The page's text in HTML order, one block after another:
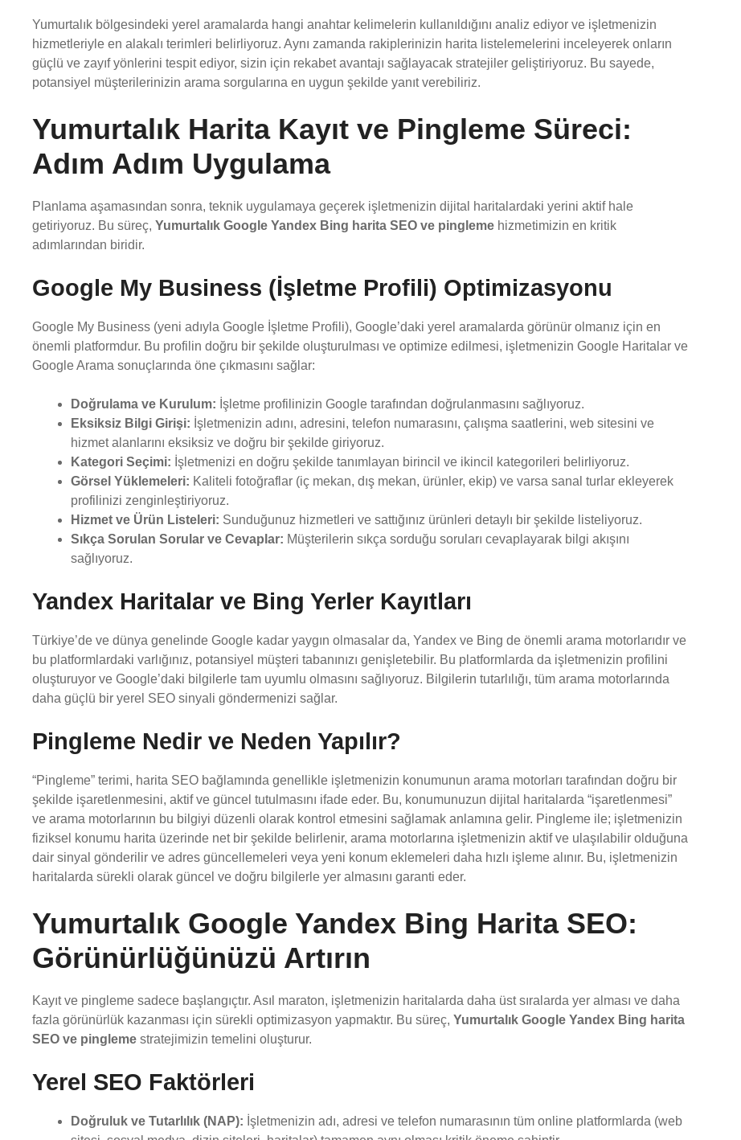
Yumurtalık bölgesindeki yerel aramalarda hangi anahtar kelimelerin kullanıldığını analiz ediyor ve işletmenizin
hizmetleriyle en alakalı terimleri belirliyoruz. Aynı zamanda rakiplerinizin harita listelemelerini inceleyerek onların
güçlü ve zayıf yönlerini tespit ediyor, sizin için rekabet avantajı sağlayacak stratejiler geliştiriyoruz. Bu sayede,
potansiyel müşterilerinizin arama sorgularına en uygun şekilde yanıt verebiliriz.
Yumurtalık Harita Kayıt ve Pingleme Süreci:
Adım Adım Uygulama
Planlama aşamasından sonra, teknik uygulamaya geçerek işletmenizin dijital haritalardaki yerini aktif hale
getiriyoruz. Bu süreç, Yumurtalık Google Yandex Bing harita SEO ve pingleme hizmetimizin en kritik
adımlarından biridir.
Google My Business (İşletme Profili) Optimizasyonu
Google My Business (yeni adıyla Google İşletme Profili), Google’daki yerel aramalarda görünür olmanız için en
önemli platformdur. Bu profilin doğru bir şekilde oluşturulması ve optimize edilmesi, işletmenizin Google Haritalar ve
Google Arama sonuçlarında öne çıkmasını sağlar:
Doğrulama ve Kurulum: İşletme profilinizin Google tarafından doğrulanmasını sağlıyoruz.
Eksiksiz Bilgi Girişi: İşletmenizin adını, adresini, telefon numarasını, çalışma saatlerini, web sitesini ve
hizmet alanlarını eksiksiz ve doğru bir şekilde giriyoruz.
Kategori Seçimi: İşletmenizi en doğru şekilde tanımlayan birincil ve ikincil kategorileri belirliyoruz.
Görsel Yüklemeleri: Kaliteli fotoğraflar (iç mekan, dış mekan, ürünler, ekip) ve varsa sanal turlar ekleyerek
profilinizi zenginleştiriyoruz.
Hizmet ve Ürün Listeleri: Sunduğunuz hizmetleri ve sattığınız ürünleri detaylı bir şekilde listeliyoruz.
Sıkça Sorulan Sorular ve Cevaplar: Müşterilerin sıkça sorduğu soruları cevaplayarak bilgi akışını
sağlıyoruz.
Yandex Haritalar ve Bing Yerler Kayıtları
Türkiye’de ve dünya genelinde Google kadar yaygın olmasalar da, Yandex ve Bing de önemli arama motorlarıdır ve
bu platformlardaki varlığınız, potansiyel müşteri tabanınızı genişletebilir. Bu platformlarda da işletmenizin profilini
oluşturuyor ve Google’daki bilgilerle tam uyumlu olmasını sağlıyoruz. Bilgilerin tutarlılığı, tüm arama motorlarında
daha güçlü bir yerel SEO sinyali göndermenizi sağlar.
Pingleme Nedir ve Neden Yapılır?
“Pingleme” terimi, harita SEO bağlamında genellikle işletmenizin konumunun arama motorları tarafından doğru bir
şekilde işaretlenmesini, aktif ve güncel tutulmasını ifade eder. Bu, konumunuzun dijital haritalarda “işaretlenmesi”
ve arama motorlarının bu bilgiyi düzenli olarak kontrol etmesini sağlamak anlamına gelir. Pingleme ile; işletmenizin
fiziksel konumu harita üzerinde net bir şekilde belirlenir, arama motorlarına işletmenizin aktif ve ulaşılabilir olduğuna
dair sinyal gönderilir ve adres güncellemeleri veya yeni konum eklemeleri daha hızlı işleme alınır. Bu, işletmenizin
haritalarda sürekli olarak güncel ve doğru bilgilerle yer almasını garanti eder.
Yumurtalık Google Yandex Bing Harita SEO:
Görünürlüğünüzü Artırın
Kayıt ve pingleme sadece başlangıçtır. Asıl maraton, işletmenizin haritalarda daha üst sıralarda yer alması ve daha
fazla görünürlük kazanması için sürekli optimizasyon yapmaktır. Bu süreç, Yumurtalık Google Yandex Bing harita
SEO ve pingleme stratejimizin temelini oluşturur.
Yerel SEO Faktörleri
Doğruluk ve Tutarlılık (NAP): İşletmenizin adı, adresi ve telefon numarasının tüm online platformlarda (web